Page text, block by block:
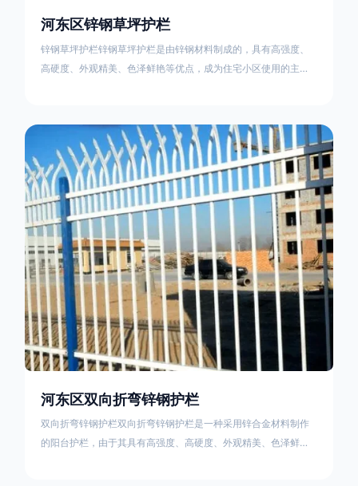
河东区锌钢草坪护栏
锌钢草坪护栏锌钢草坪护栏是由锌钢材料制成的，具有高强度、
高硬度、外观精美、色泽鲜艳等优点，成为住宅小区使用的主流
的使用方法主要是应用在人员行走的边界处，这就需要锌钢草坪
护栏产品的表面设计较为圆滑，减少人员不小心碰触锌钢草坪护
栏产品的伤害值。在安装前，土木建筑为砖砌或混凝土浇筑奠定
了的基础
河东区双向折弯锌钢护栏
双向折弯锌钢护栏双向折弯锌钢护栏是一种采用锌合金材料制作
的阳台护栏，由于其具有高强度、高硬度、外观精美、色泽鲜艳